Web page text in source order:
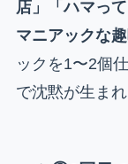
店」「ハマっ
マニアックな趣
ックを1〜2個
で沈黙が生ま